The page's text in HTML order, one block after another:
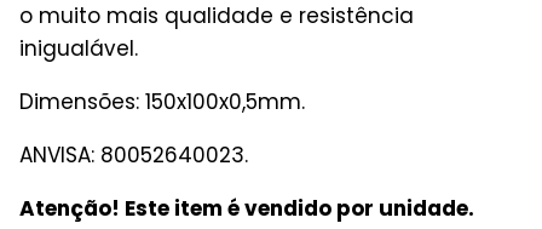
o muito mais qualidade e resistência
inigualável.
Dimensões: 150x100x0,5mm.
ANVISA: 80052640023.
Atenção! Este item é vendido por unidade.